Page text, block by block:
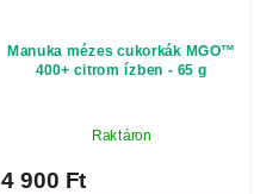
Manuka mézes cukorkák MGO™
400+ citrom ízben - 65 g
Raktáron
4 900 Ft